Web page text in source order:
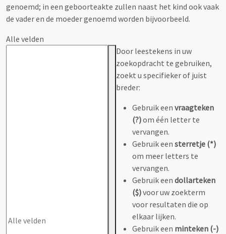
genoemd; in een geboorteakte zullen naast het kind ook vaak
de vader en de moeder genoemd worden bijvoorbeeld.
Alle velden
Door leestekens in uw
zoekopdracht te gebruiken,
zoekt u specifieker of juist
breder:
Gebruik een vraagteken
(?)om één letter te
vervangen.
Gebruik een sterretje (*)
om meer letters te
vervangen.
Gebruik een dollarteken
($)voor uw zoekterm
voor resultaten die op
elkaar lijken.
Gebruik een minteken (-)